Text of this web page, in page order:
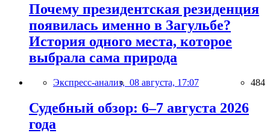
Почему президентская резиденция
появилась именно в Загульбе?
История одного места, которое
выбрала сама природа
Экспресс-анализ, 08 августа, 17:07 484
Судебный обзор: 6–7 августа 2026
года